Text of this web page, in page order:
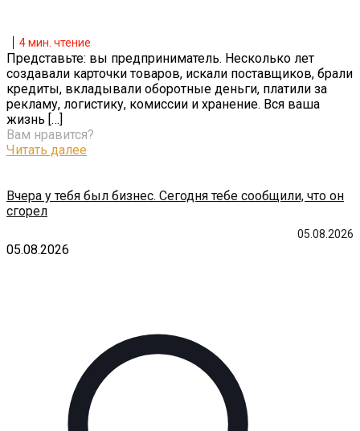
05.08.2026
Вчера у тебя был бизнес. Сегодня тебе сообщили, что он
сгорел
4мин. чтение
Представьте: вы предприниматель. Несколько лет
создавали карточки товаров, искали поставщиков, брали
кредиты, вкладывали оборотные деньги, платили за
рекламу, логистику, комиссии и хранение. Вся ваша
жизнь […]
Вам нравится?
Читать далее
05.08.2026